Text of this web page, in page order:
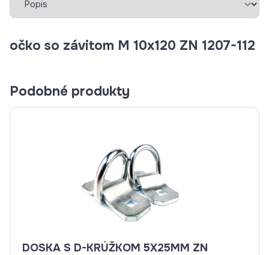
očko so závitom M 10x120 ZN 1207-112
Podobné produkty
DOSKA S D-KRÚŽKOM 5X25MM ZN